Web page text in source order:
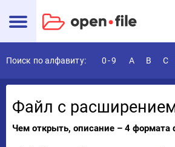
Поиск по алфавиту: 0-9 A B C
Файл с
Чем открыть, описание – 4 формата